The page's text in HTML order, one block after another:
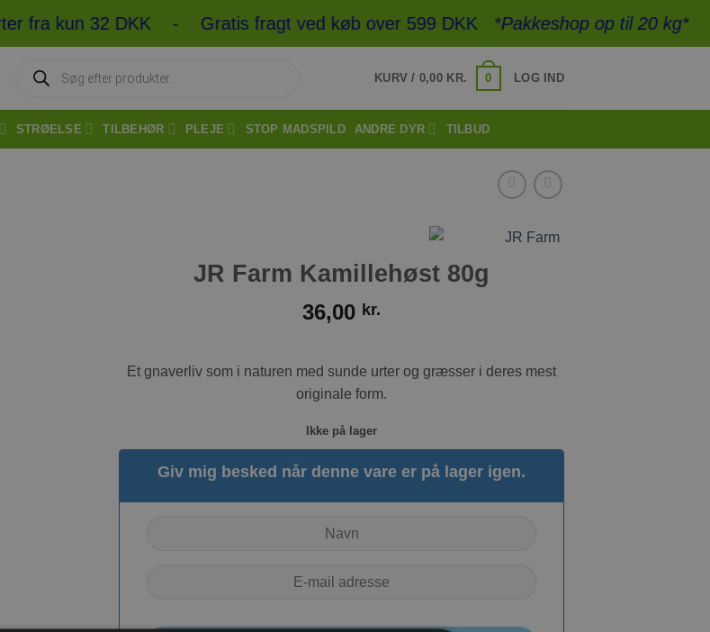
fra kun 32 DKK - Gratis fragt ved køb over 599 DKK*Pakkeshop op til 20 kg*-
search
KURV / 0,00 KR. 0 LOG IND
STRØELSE TILBEHØR PLEJE STOP MADSPILD ANDRE DYR TILBUD
JR Farm Kamillehøst 80g
36,00 kr.
Et gnaverliv som i naturen med sunde urter og græsser i deres mest
originale form.
Ikke på lager
Giv mig besked når denne vare er på lager igen.